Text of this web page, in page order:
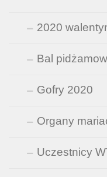
2020
Bal
Gofry 2020
Organy
Uczestnicy